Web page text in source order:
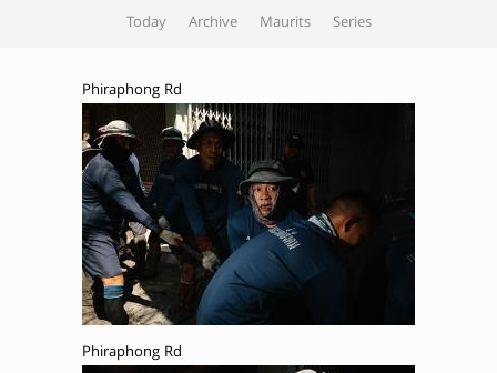
Today Archive Maurits Series
Phiraphong Rd
Phiraphong Rd